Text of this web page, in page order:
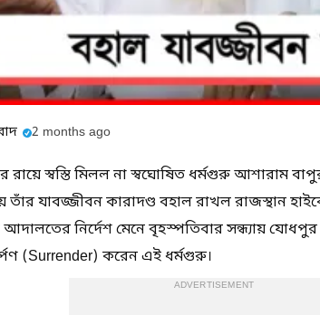
2 months ago
রায়ে স্বস্তি মিলল না স্বঘোষিত ধর্মগুরু আশারাম
তাঁর যাবজ্জীবন কারাদণ্ড বহাল রাখল রাজস্থান
নির্দেশ মেনে বৃহস্পতিবার সন্ধ্যায় যোধপুর
(Surrender) করেন এই ধর্মগুরু।
ADVERTISEMENT